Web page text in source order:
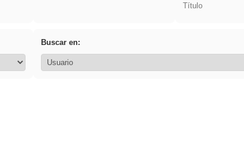
Título
Buscar en: